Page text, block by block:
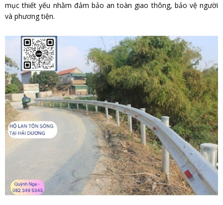
mục thiết yếu nhằm đảm bảo an toàn giao thông, bảo vệ người
và phương tiện.